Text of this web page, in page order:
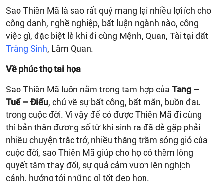
Sao Thiên Mã là sao rất quý mang lại nhiều lợi ích cho
công danh, nghề nghiệp, bất luận ngành nào, công
việc gì, đặc biệt là khi đi cùng Mệnh, Quan, Tài tại đất
Tràng Sinh, Lâm Quan.
Về phúc thọ tai họa
Sao Thiên Mã luôn nằm trong tam hợp của Tang –
Tuế – Điếu, chủ về sự bất công, bất mãn, buồn đau
trong cuộc đời. Vì vậy để có được Thiên Mã đi cùng
thì bản thân đương số từ khi sinh ra đã dễ gặp phải
nhiều chuyện trắc trở, nhiều thăng trầm sóng gió của
cuộc đời, sao Thiên Mã giúp cho họ có thêm lòng
quyết tâm thay đổi, sự quả cảm vươn lên nghịch
cảnh, hướng tới những gì tốt đẹp hơn.